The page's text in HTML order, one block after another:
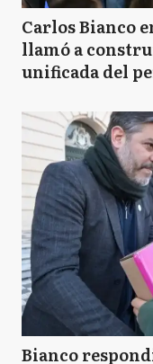
Carlos Bianco
llamó a
unificada del
Bianco